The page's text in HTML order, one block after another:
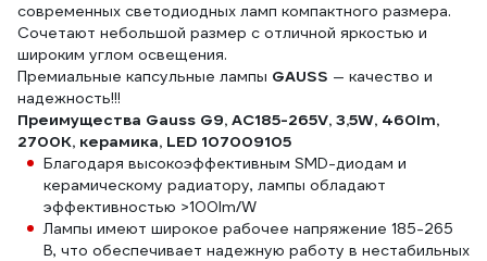
современных светодиодных ламп компактного размера.
Сочетают небольшой размер с отличной яркостью и
широким углом освещения.
Премиальные капсульные лампы GAUSS — качество и
надежность!!!
Преимущества Gauss G9, AC185-265V, 3,5W, 460lm,
2700K, керамика, LED 107009105
Благодаря высокоэффективным SMD-диодам и
керамическому радиатору, лампы обладают
эффективностью >100lm/W
Лампы имеют широкое рабочее напряжение 185-265
В, что обеспечивает надежную работу в нестабильных